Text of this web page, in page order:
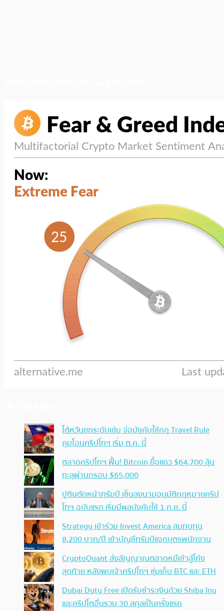
ไต้หวันยกระดับเข้ม จ่อบังคับใช้กฏ Travel Rule
คุมโอนคริปโทฯ เริ่ม ต.ค. นี้
ตลาดคริปโทฯ ฟื้น! Bitcoin ยื้อแถว $64,700 ลุ้น
ทะลุผ่านกรอบ $65,000
ปูตินตัดหน้าทรัมป์ เซ็นลงนามอนุมัติกฎหมายคริป
โทฯ ฉบับแรก เริ่มมีผลบังคับใช้ 1 ก.ย. นี้
Strategy เข้าร่วม Invest America สมทบทุน
8,200 บาท/ปี เข้าบัญชีทรัมป์แจกบุตรพนักงาน
CryptoQuant ส่งสัญญาณตลาดหมีเข้าสู่โค้ง
สุดท้าย หลังพบเจ้าคริปโทฯ ซุ่มเก็บ BTC และ ETH
Dubai Duty Free เปิดรับชำระเงินด้วย Shiba Inu
และคริปโตอื่นรวม 30 สกุลเป็นครั้งแรก